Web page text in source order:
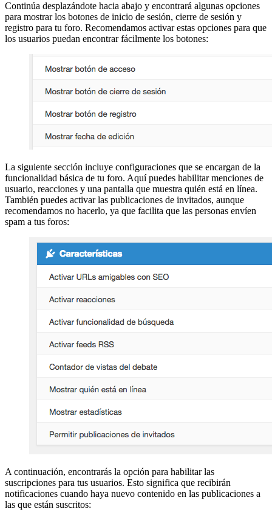
Continúa desplazándote hacia abajo y encontrará algunas opciones
para mostrar los botones de inicio de sesión, cierre de sesión y
registro para tu foro. Recomendamos activar estas opciones para que
los usuarios puedan encontrar fácilmente los botones:
La siguiente sección incluye configuraciones que se encargan de la
funcionalidad básica de tu foro. Aquí puedes habilitar menciones de
usuario, reacciones y una pantalla que muestra quién está en línea.
También puedes activar las publicaciones de invitados, aunque
recomendamos no hacerlo, ya que facilita que las personas envíen
spam a tus foros:
A continuación, encontrarás la opción para habilitar las
suscripciones para tus usuarios. Esto significa que recibirán
notificaciones cuando haya nuevo contenido en las publicaciones a
las que están suscritos: